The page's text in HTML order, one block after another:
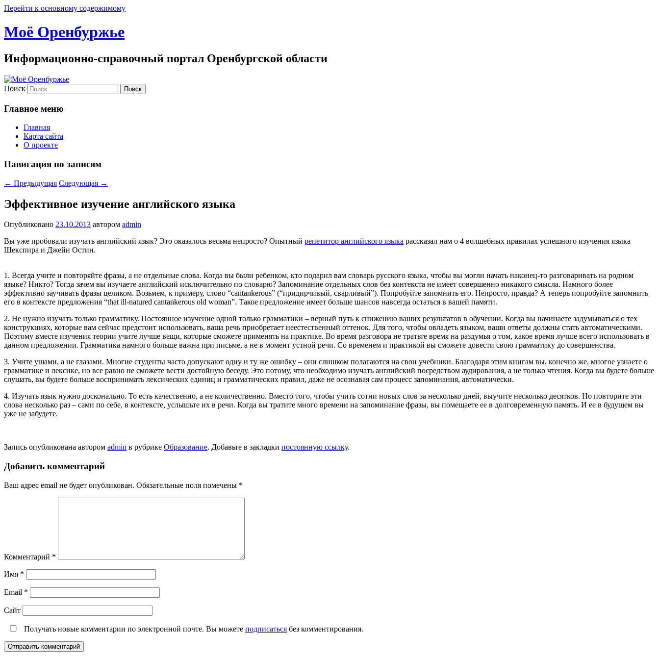
Перейти к основному содержимому
Моё Оренбуржье
Информационно-справочный портал Оренбургской области
Поиск
Главное меню
Главная
Карта сайта
О проекте
Навигация по записям
← Предыдущая Следующая →
Эффективное изучение английского языка
Опубликовано 23.10.2013 автором admin
Вы уже пробовали изучать английский язык? Это оказалось весьма непросто? Опытный репетитор английского языка рассказал нам о 4 волшебных правилах успешного изучения языка
Шекспира и Джейн Остин.
1. Всегда учите и повторяйте фразы, а не отдельные слова. Когда вы были ребенком, кто подарил вам словарь русского языка, чтобы вы могли начать наконец-то разговаривать на родном
языке? Никто? Тогда зачем вы изучаете английский исключительно по словарю? Запоминание отдельных слов без контекста не имеет совершенно никакого смысла. Намного более
эффективно заучивать фразы целиком. Возьмем, к примеру, слово “cantankerous” (“придирчивый, сварливый”). Попробуйте запомнить его. Непросто, правда? А теперь попробуйте запомнить
его в контексте предложения “that ill-natured cantankerous old woman”. Такое предложение имеет больше шансов навсегда остаться в вашей памяти.
2. Не нужно изучать только грамматику. Постоянное изучение одной только грамматики – верный путь к снижению ваших результатов в обучении. Когда вы начинаете задумываться о тех
конструкциях, которые вам сейчас предстоит использовать, ваша речь приобретает неестественный оттенок. Для того, чтобы овладеть языком, ваши ответы должны стать автоматическими.
Поэтому вместе изучения теории учите лучше вещи, которые сможете применять на практике. Во время разговора не тратьте время на раздумья о том, какое время лучше всего использовать в
данном предложении. Грамматика намного больше важна при письме, а не в момент устной речи. Со временем и практикой вы сможете довести свою грамматику до совершенства.
3. Учите ушами, а не глазами. Многие студенты часто допускают одну и ту же ошибку – они слишком полагаются на свои учебники. Благодаря этим книгам вы, конечно же, многое узнаете о
грамматике и лексике, но все равно не сможете вести достойную беседу. Это потому, что необходимо изучать английский посредством аудирования, а не только чтения. Когда вы будете больше
слушать, вы будете больше воспринимать лексических единиц и грамматических правил, даже не осознавая сам процесс запоминания, автоматически.
4. Изучать язык нужно досконально. То есть качественно, а не количественно. Вместо того, чтобы учить сотни новых слов за несколько дней, выучите несколько десятков. Но повторите эти
слова несколько раз – сами по себе, в контексте, услышьте их в речи. Когда вы тратите много времени на запоминание фразы, вы помещаете ее в долговременную память. И ее в будущем вы
уже не забудете.
Запись опубликована автором admin в рубрике Образование. Добавьте в закладки постоянную ссылку.
Добавить комментарий
Ваш адрес email не будет опубликован. Обязательные поля помечены *
Комментарий *
Имя *
Email *
Сайт
Получать новые комментарии по электронной почте. Вы можете подписаться без комментирования.